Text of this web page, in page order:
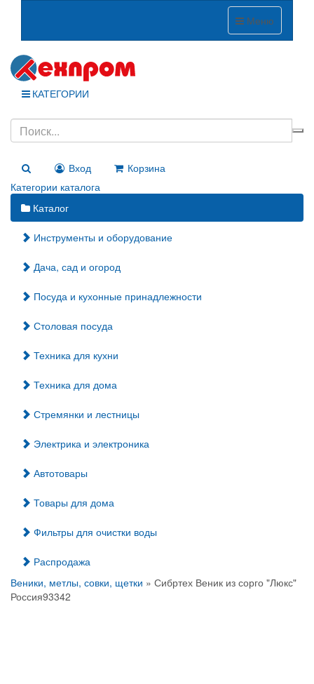
Меню
КАТЕГОРИИ
Вход
Корзина
Категории каталога
Каталог
Инструменты и оборудование
Дача, сад и огород
Посуда и кухонные принадлежности
Столовая посуда
Техника для кухни
Техника для дома
Стремянки и лестницы
Электрика и электроника
Автотовары
Товары для дома
Фильтры для очистки воды
Распродажа
Веники, метлы, совки, щетки » Сибртех Веник из сорго "Люкс"
Россия93342